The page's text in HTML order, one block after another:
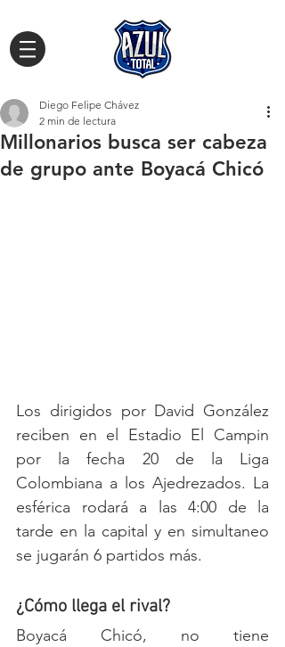
Millonarios busca ser cabeza
de grupo ante Boyacá Chicó
Diego Felipe Chávez
2 min de lectura
Los dirigidos por David González
reciben en el Estadio El Campin
por la fecha 20 de la Liga
Colombiana a los Ajedrezados. La
esférica rodará a las 4:00 de la
tarde en la capital y en simultaneo
se jugarán 6 partidos más.
¿Cómo llega el rival?
Boyacá Chicó, no tiene